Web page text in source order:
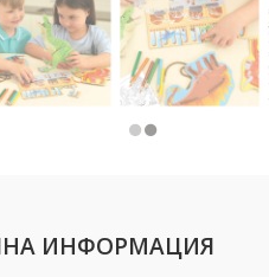
ИНФОРМАЦИЯ